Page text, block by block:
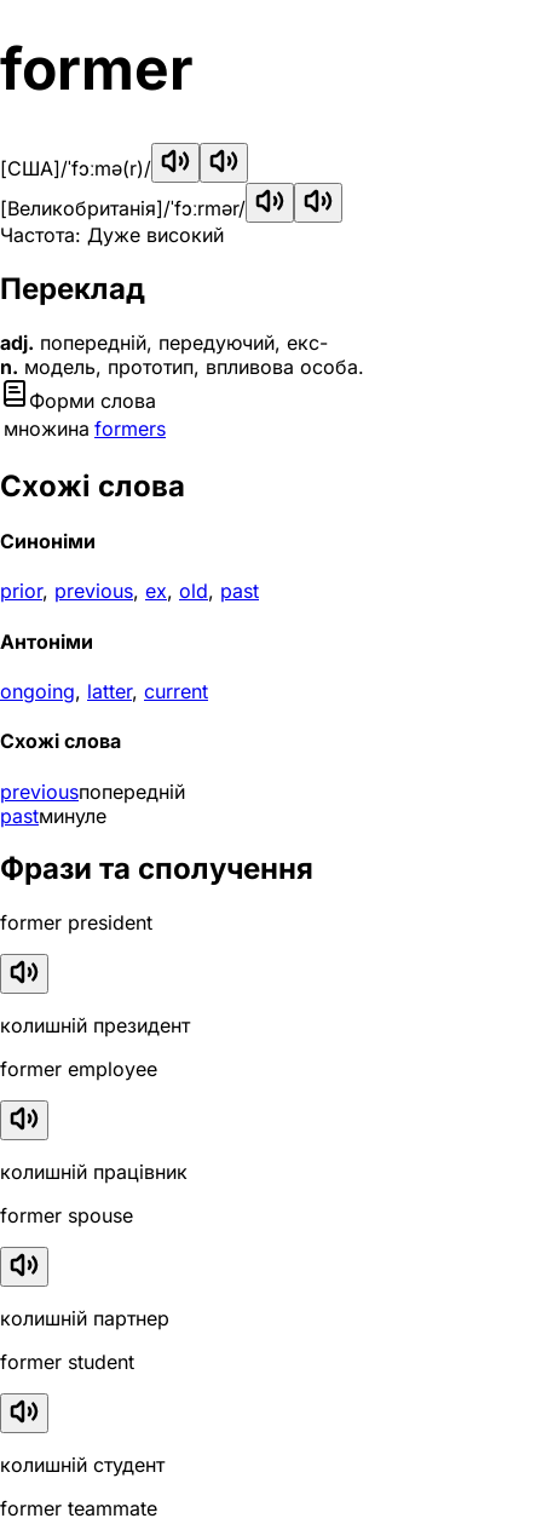
former
[США]/ˈfɔːmə(r)/
[Великобританія]/ˈfɔːrmər/
Частота: Дуже високий
Переклад
adj. попередній, передуючий, екс-
n. модель, прототип, впливова особа.
Форми слова
множина formers
Схожі слова
Синоніми
prior, previous, ex, old, past
Антоніми
ongoing, latter, current
Схожі слова
previousпопередній
pastминуле
Фрази та сполучення
former president
колишній президент
former employee
колишній працівник
former spouse
колишній партнер
former student
колишній студент
former teammate